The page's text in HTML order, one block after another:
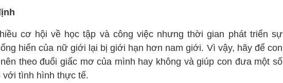
cơ hội về học tập và công việc nhưng thời gian phát triển sự
hiến của nữ giới lại bị giới hạn hơn nam giới. Vì vậy, hãy để con
theo đuổi giấc mơ của mình hay không và giúp con đưa một số
tình hình thực tế.